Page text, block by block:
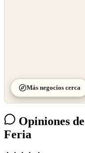
Más negocios cerca
Opiniones
Feria